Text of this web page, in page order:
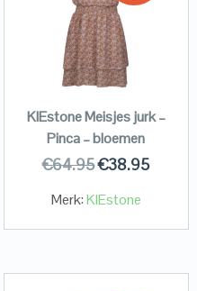
KIEstone Meisjes jurk –
Pinca – bloemen
€64.95€38.95
Merk:KIEstone